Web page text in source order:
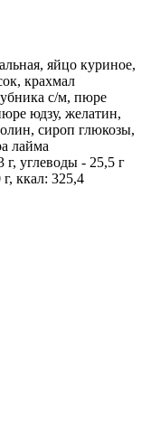
яйцо куриное,
крахмал
с/м, пюре
юдзу, желатин,
сироп глюкозы,
лайма
углеводы - 25,5 г
ккал: 325,4